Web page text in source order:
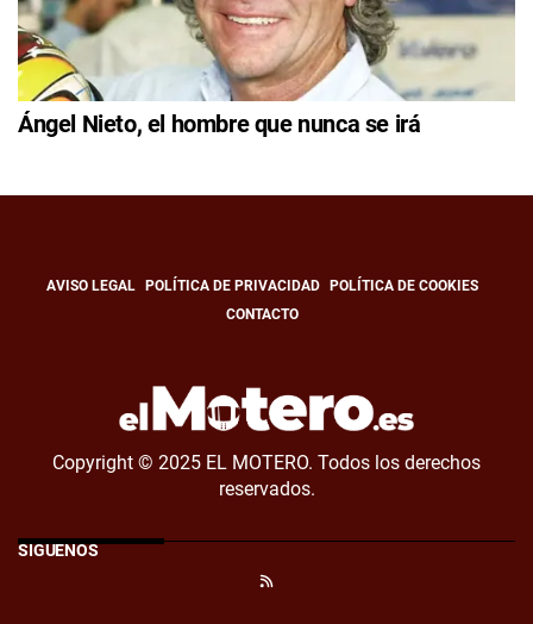
Ángel Nieto, el hombre que nunca se irá
AVISO LEGAL POLÍTICA DE PRIVACIDAD
POLÍTICA DE COOKIES
CONTACTO
Copyright © 2025 EL MOTERO. Todos los derechos
reservados.
SÍGUENOS